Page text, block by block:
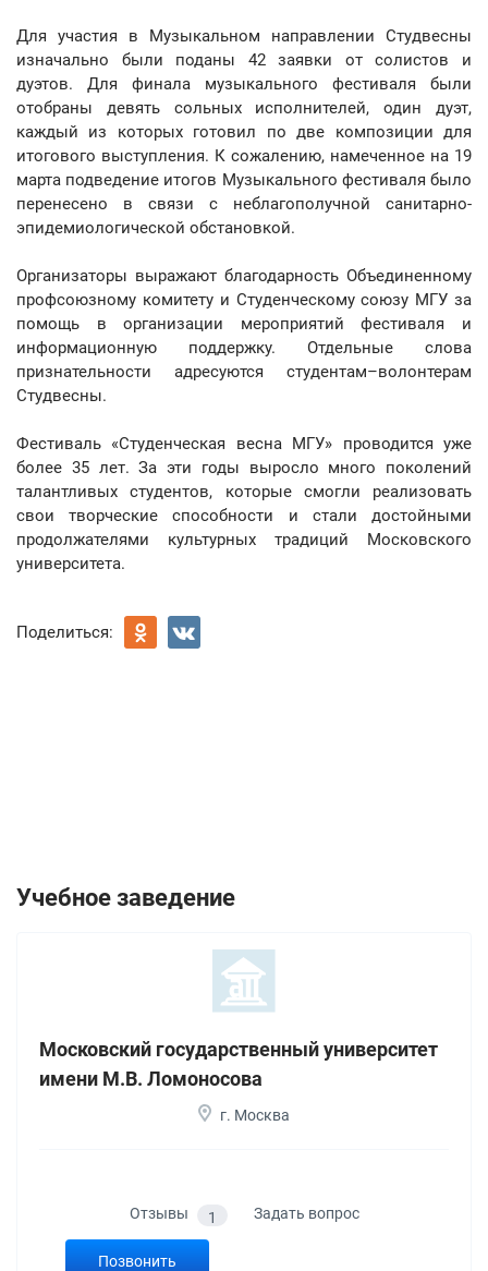
Для участия в Музыкальном направлении Студвесны
изначально были поданы 42 заявки от солистов и
дуэтов. Для финала музыкального фестиваля были
отобраны девять сольных исполнителей, один дуэт,
каждый из которых готовил по две композиции для
итогового выступления. К сожалению, намеченное на 19
марта подведение итогов Музыкального фестиваля было
перенесено в связи с неблагополучной санитарно-
эпидемиологической обстановкой.
Организаторы выражают благодарность Объединенному
профсоюзному комитету и Студенческому союзу МГУ за
помощь в организации мероприятий фестиваля и
информационную поддержку. Отдельные слова
признательности адресуются студентам–волонтерам
Студвесны.
Фестиваль «Студенческая весна МГУ» проводится уже
более 35 лет. За эти годы выросло много поколений
талантливых студентов, которые смогли реализовать
свои творческие способности и стали достойными
продолжателями культурных традиций Московского
университета.
Поделиться:
Учебное заведение
Московский государственный университет
имени М.В. Ломоносова
г. Москва
Отзывы 1 Задать вопрос
Позвонить